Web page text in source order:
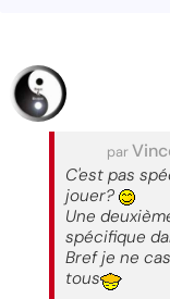
par
C'est pas
jouer?
Une
spécifique
Bref je ne
tous